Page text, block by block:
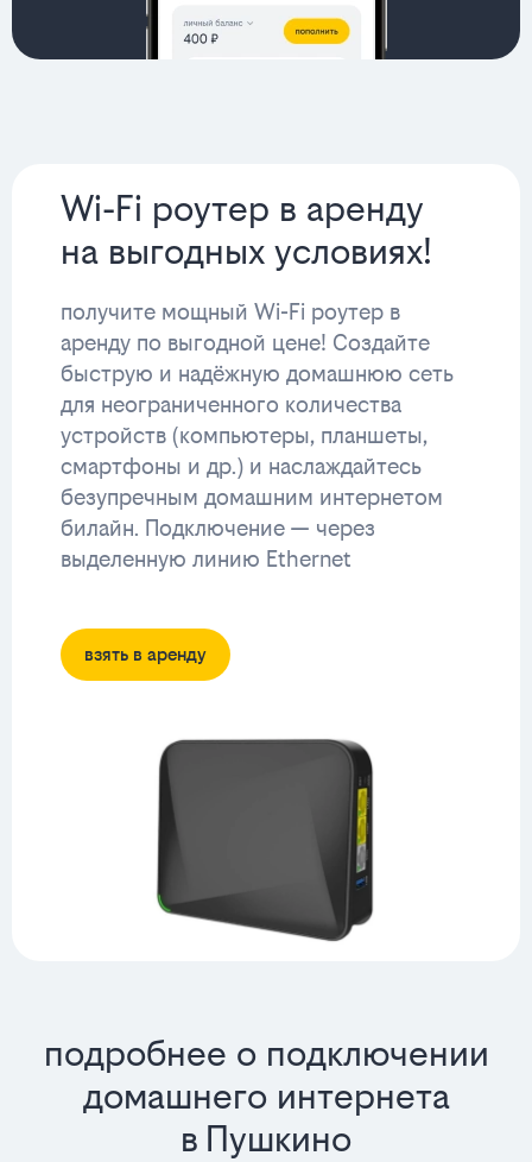
Wi-Fi роутер в аренду
на выгодных условиях!
получите мощный Wi-Fi роутер в
аренду по выгодной цене! Создайте
быструю и надёжную домашнюю сеть
для неограниченного количества
устройств (компьютеры, планшеты,
смартфоны и др.) и наслаждайтесь
безупречным домашним интернетом
билайн. Подключение — через
выделенную линию Ethernet
взять в аренду
подробнее о подключении
домашнего интернета
в Пушкино